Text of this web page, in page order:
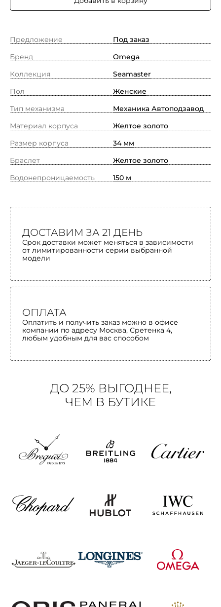
Предложение
Под заказ
Бренд
Omega
Коллекция
Seamaster
Пол
Женские
Тип механизма
Механика Автоподзавод
Материал корпуса
Желтое золото
Размер корпуса
34 мм
Браслет
Желтое золото
Водонепроницаемость
150 м
ДОСТАВИМ ЗА 21 ДЕНЬ
Срок доставки может меняться в зависимости
от лимитированности серии выбранной
модели
ОПЛАТА
Оплатить и получить заказ можно в офисе
компании по адресу Москва, Сретенка 4,
любым удобным для вас способом
ДО 25% ВЫГОДНЕЕ,
ЧЕМ В БУТИКЕ